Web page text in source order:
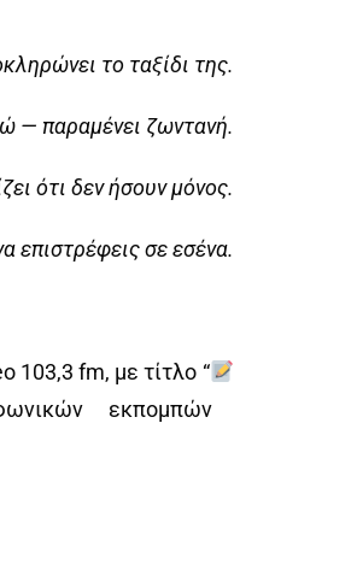
το ταξίδι της.
— παραμένει ζωντανή.
ότι δεν ήσουν μόνος.
επιστρέφεις σε εσένα.
103,3 fm, με τίτλο “
εκπομπών